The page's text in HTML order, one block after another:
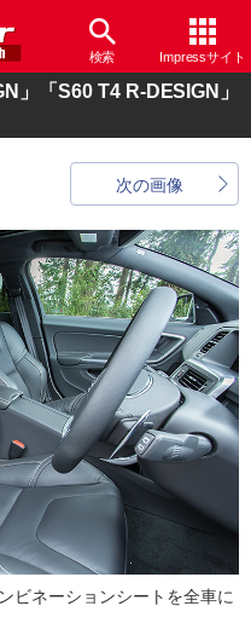
検索 Impressサイト
」「S60 T4 R-DESIGN」
次の画像
ビネーションシートを全車に